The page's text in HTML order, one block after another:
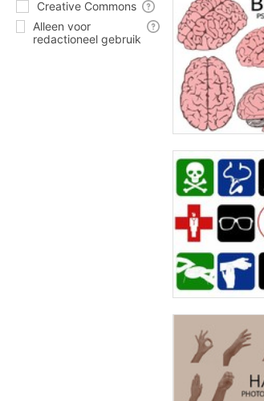
Creative Commons
Alleen voor
redactioneel gebruik